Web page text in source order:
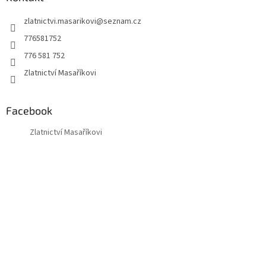
zlatnictvi.masarikovi@seznam.cz
776581752
776 581 752
Zlatnictví Masaříkovi
Facebook
Zlatnictví Masaříkovi